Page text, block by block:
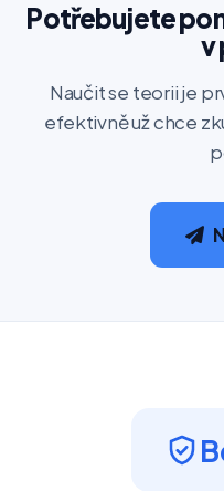
Potřebujete
v
Naučit se teorii je
efektivně už chce